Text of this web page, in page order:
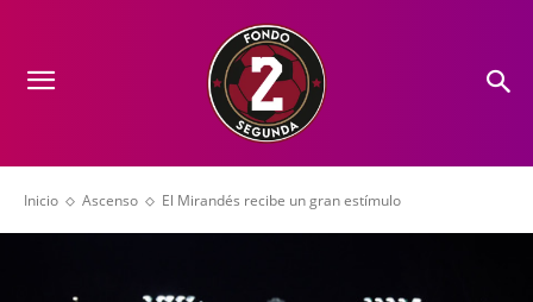
Inicio Ascenso El Mirandés recibe un gran estímulo